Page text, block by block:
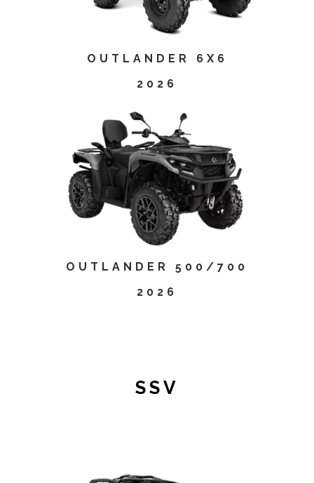
OUTLANDER 6X6
2026
OUTLANDER 500/700
2026
SSV